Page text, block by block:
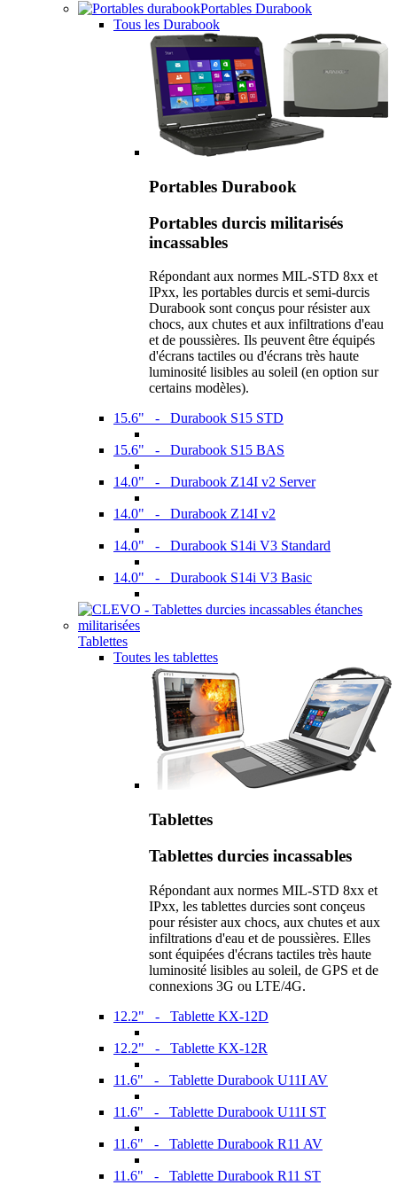
Portables Durabook
Tous les Durabook
Portables Durabook
Portables durcis militarisés
incassables
Répondant aux normes MIL-STD 8xx et
IPxx, les portables durcis et semi-durcis
Durabook sont conçus pour résister aux
chocs, aux chutes et aux infiltrations d'eau
et de poussières. Ils peuvent être équipés
d'écrans tactiles ou d'écrans très haute
luminosité lisibles au soleil (en option sur
certains modèles).
15.6" - Durabook S15 STD
15.6" - Durabook S15 BAS
14.0" - Durabook Z14I v2 Server
14.0" - Durabook Z14I v2
14.0" - Durabook S14i V3 Standard
14.0" - Durabook S14i V3 Basic
Tablettes
Toutes les tablettes
Tablettes
Tablettes durcies incassables
Répondant aux normes MIL-STD 8xx et
IPxx, les tablettes durcies sont conçeus
pour résister aux chocs, aux chutes et aux
infiltrations d'eau et de poussières. Elles
sont équipées d'écrans tactiles très haute
luminosité lisibles au soleil, de GPS et de
connexions 3G ou LTE/4G.
12.2" - Tablette KX-12D
12.2" - Tablette KX-12R
11.6" - Tablette Durabook U11I AV
11.6" - Tablette Durabook U11I ST
11.6" - Tablette Durabook R11 AV
11.6" - Tablette Durabook R11 ST